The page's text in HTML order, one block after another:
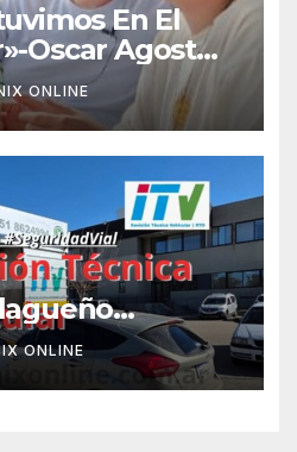
En El
Oscar Agost
ONLINE
ONLINE